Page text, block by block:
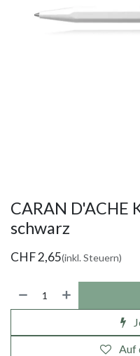
CARAN D'ACHE
schwarz
CHF2,65(inkl. Steuern)
Auf